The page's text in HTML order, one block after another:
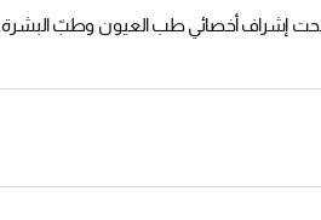
تحت إشراف أخصائي طب العيون وطبّ البشرة.